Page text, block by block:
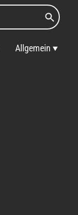
Allgemein